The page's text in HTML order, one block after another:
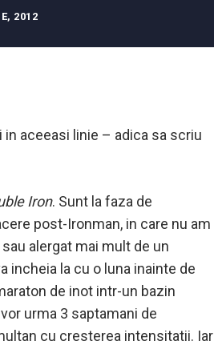
2012
aceeasi linie – adica sa scriu
Iron. Sunt la faza de
post-Ironman, in care nu am
alergat mai mult de un
incheia la cu o luna inainte de
de inot intr-un bazin
urma 3 saptamani de
cu cresterea intensitatii. Iar